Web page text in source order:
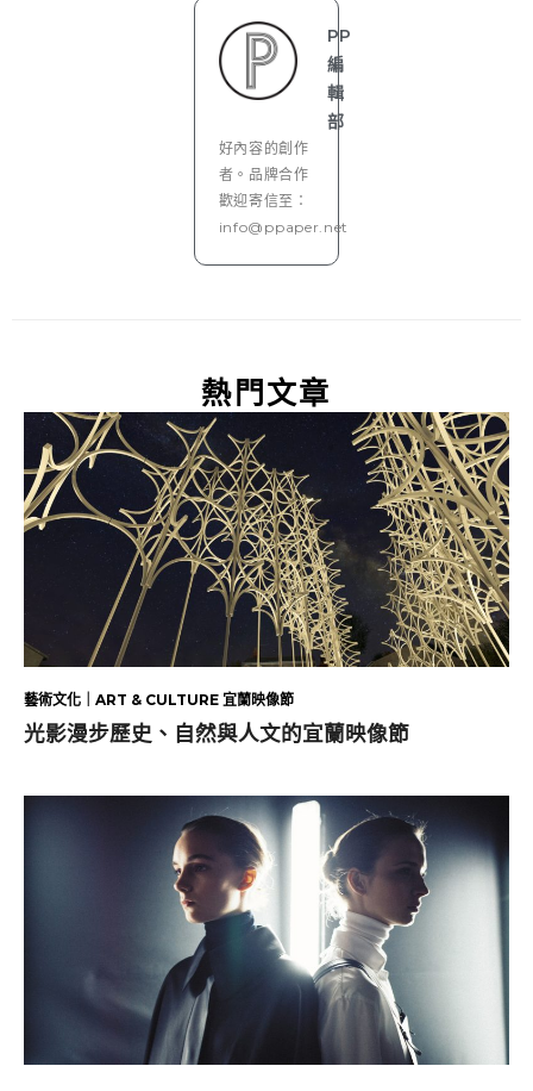
PP
編
輯
部
好內容的創作
者。品牌合作
歡迎寄信至：
info@ppaper.net
熱門文章
藝術文化｜ART & CULTURE 宜蘭映像節
光影漫步歷史、自然與人文的宜蘭映像節